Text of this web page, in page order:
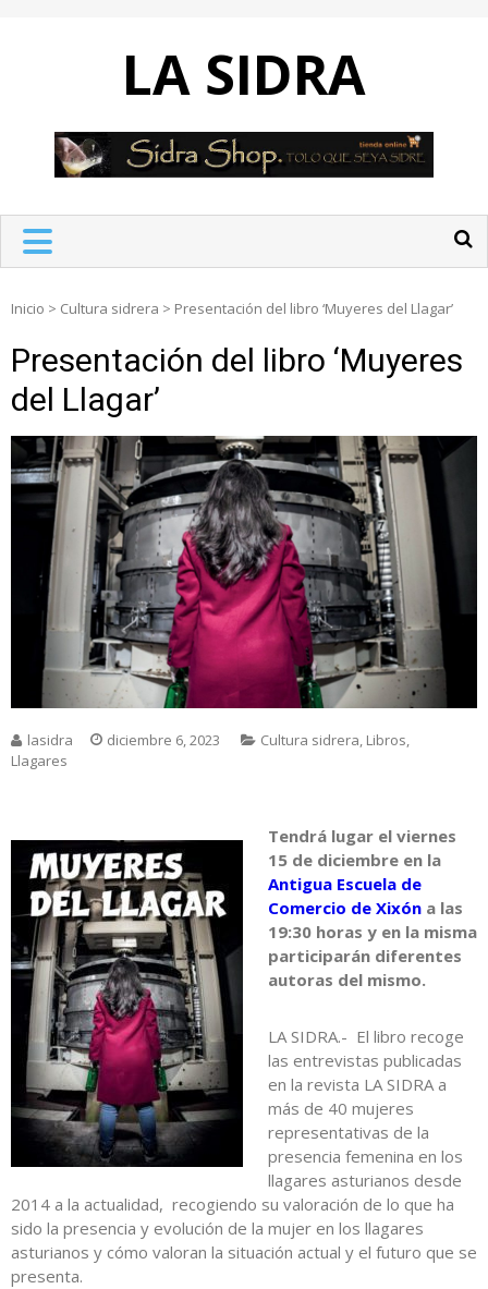
LA SIDRA
Inicio > Cultura sidrera > Presentación del libro ‘Muyeres del Llagar’
Presentación del libro ‘Muyeres
del Llagar’
lasidra diciembre 6, 2023 Cultura sidrera, Libros,
Llagares
Tendrá lugar el viernes
15 de diciembre en la
Antigua Escuela de
Comercio de Xixóna las
19:30 horas y en la misma
participarán diferentes
autoras del mismo.
LA SIDRA.- El libro recoge
las entrevistas publicadas
en la revista LA SIDRA a
más de 40 mujeres
representativas de la
presencia femenina en los
llagares asturianos desde
2014 a la actualidad, recogiendo su valoración de lo que ha
sido la presencia y evolución de la mujer en los llagares
asturianos y cómo valoran la situación actual y el futuro que se
presenta.